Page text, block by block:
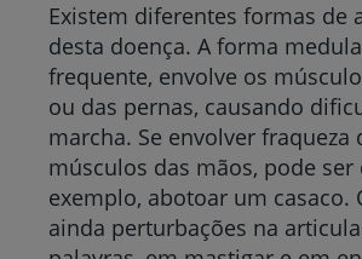
Existem diferentes formas de
desta doença. A forma
frequente, envolve os
ou das pernas, causando
marcha. Se envolver fraqueza
músculos das mãos, pode
exemplo, abotoar um casaco.
ainda perturbações na